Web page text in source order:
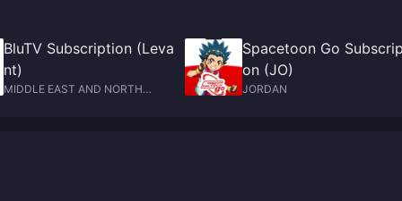
BluTV Subscription (Leva
nt)
MIDDLE EAST AND NORTH
Spacetoon Go
on (JO)
JORDAN